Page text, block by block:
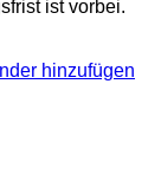
ist vorbei.
hinzufügen